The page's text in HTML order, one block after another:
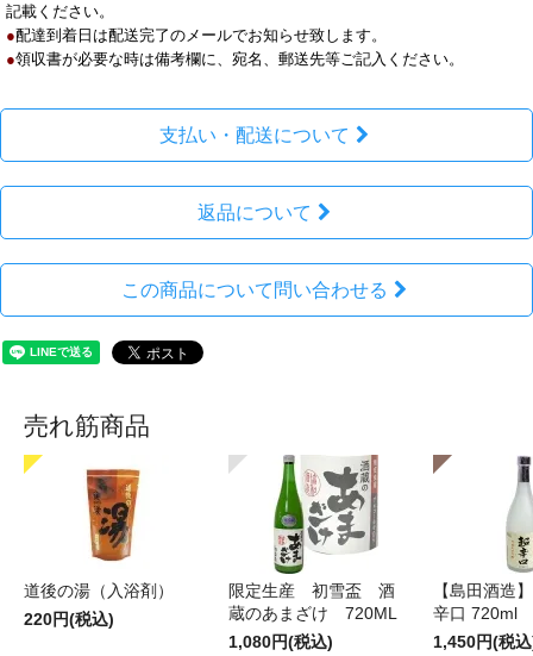
記載ください。
●配達到着日は配送完了のメールでお知らせ致します。
●領収書が必要な時は備考欄に、宛名、郵送先等ご記入ください。
支払い・配送について
返品について
この商品について問い合わせる
売れ筋商品
道後の湯（入浴剤）
220円(税込)
限定生産 初雪盃 酒
蔵のあまざけ 720ML
1,080円(税込)
【島田酒造
辛口 720ml
1,450円(税